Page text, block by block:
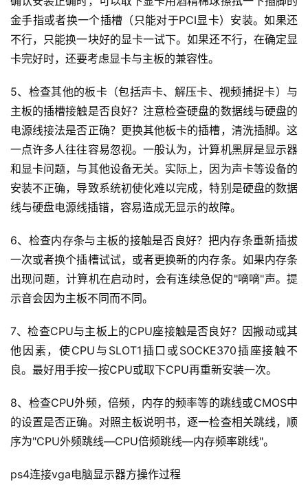
金手指或者换一个插槽（只能对于PCI显卡）安装。如果还
不行，只能换一块好的显卡一试下。如果还不行，在确定显
卡完好时，还要考虑显卡与主板的兼容性。
5、检查其他的板卡（包括声卡、解压卡、视频捕捉卡）与
主板的插槽接触是否良好？注意检查硬盘的数据线与硬盘的
电源线接法是否正确？更换其他板卡的插槽，清洗插脚。这
一点许多人往往容易忽视。一般认为，计算机黑屏是显示器
和显卡问题，与其他设备无关。实际上，因为声卡等设备的
安装不正确，导致系统初使化难以完成，特别是硬盘的数据
线与硬盘电源线插错，容易造成无显示的故障。
6、检查内存条与主板的接触是否良好？把内存条重新插拔
一次或者换个插槽试试，或者更换新的内存条。如果内存条
出现问题，计算机在启动时，会有连续急促的"嘀嘀"声。提
示音会因为主板不同而不同。
7、检查CPU与主板上的CPU座接触是否良好？因搬动或其
他因素，使CPU与SLOT1插口或SOCKE370插座接触不
良。最好用手按一按CPU或取下CPU再重新安装一次。
8、检查CPU外频，倍频，内存的频率等的跳线或CMOS中
的设置是否正确。对照主板说明书，逐一检查相关跳线，顺
序为"CPU外频跳线—CPU倍频跳线—内存频率跳线"。
ps4连接vga电脑显示器方操作过程